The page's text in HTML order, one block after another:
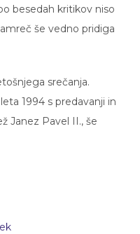
besedah kritikov niso
še vedno pridiga
srečanja.
1994 s predavanji in
Janez Pavel II., še